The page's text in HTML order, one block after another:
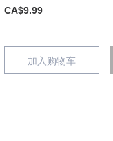
CA$9.99
加入购物车